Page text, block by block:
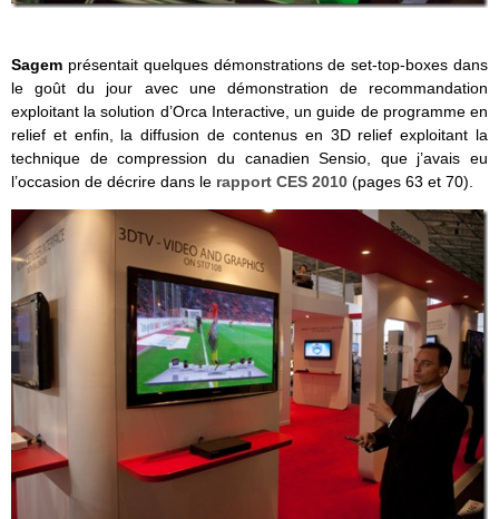
Sagem présentait quelques démonstrations de set-top-boxes dans
le goût du jour avec une démonstration de recommandation
exploitant la solution d’Orca Interactive, un guide de programme en
relief et enfin, la diffusion de contenus en 3D relief exploitant la
technique de compression du canadien Sensio, que j’avais eu
l’occasion de décrire dans le rapport CES 2010 (pages 63 et 70).